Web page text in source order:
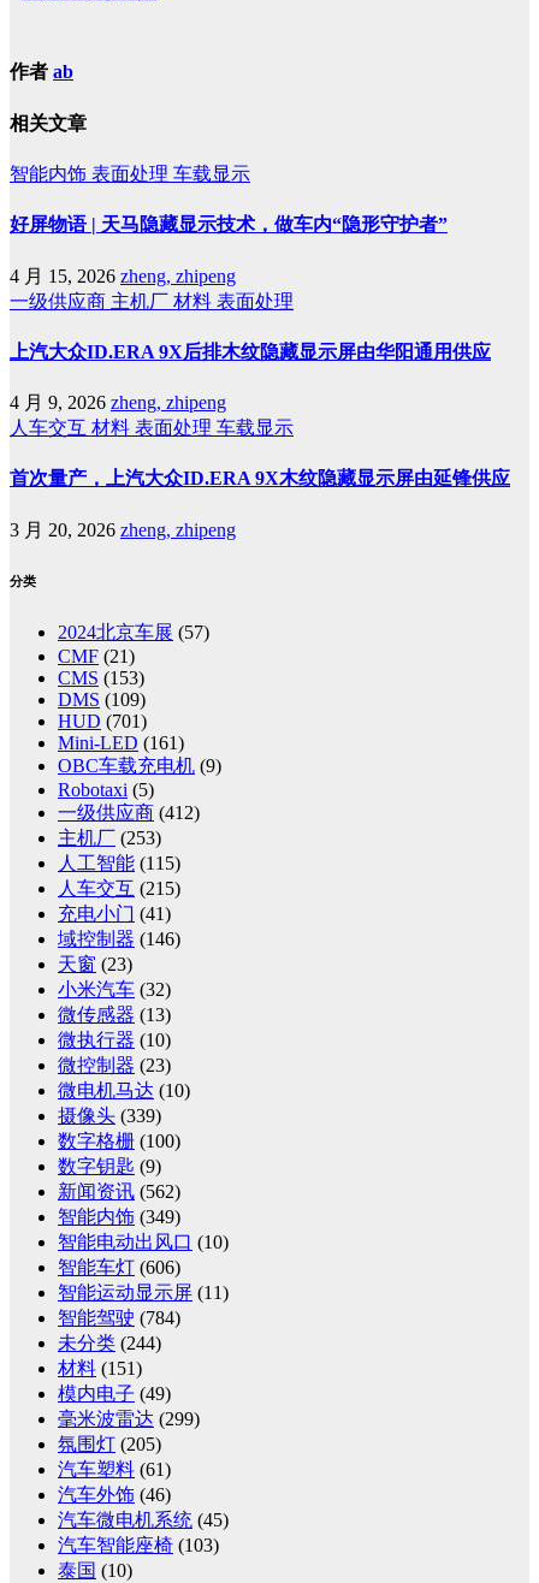
作者 ab
相关文章
智能内饰 表面处理 车载显示
好屏物语 | 天马隐藏显示技术，做车内“隐形守护者”
4 月 15, 2026 zheng, zhipeng
一级供应商 主机厂 材料 表面处理
上汽大众ID.ERA 9X后排木纹隐藏显示屏由华阳通用供应
4 月 9, 2026 zheng, zhipeng
人车交互 材料 表面处理 车载显示
首次量产，上汽大众ID.ERA 9X木纹隐藏显示屏由延锋供应
3 月 20, 2026 zheng, zhipeng
分类
2024北京车展 (57)
CMF (21)
CMS (153)
DMS (109)
HUD (701)
Mini-LED (161)
OBC车载充电机 (9)
Robotaxi (5)
一级供应商 (412)
主机厂 (253)
人工智能 (115)
人车交互 (215)
充电小门 (41)
域控制器 (146)
天窗 (23)
小米汽车 (32)
微传感器 (13)
微执行器 (10)
微控制器 (23)
微电机马达 (10)
摄像头 (339)
数字格栅 (100)
数字钥匙 (9)
新闻资讯 (562)
智能内饰 (349)
智能电动出风口 (10)
智能车灯 (606)
智能运动显示屏 (11)
智能驾驶 (784)
未分类 (244)
材料 (151)
模内电子 (49)
毫米波雷达 (299)
氛围灯 (205)
汽车塑料 (61)
汽车外饰 (46)
汽车微电机系统 (45)
汽车智能座椅 (103)
泰国 (10)